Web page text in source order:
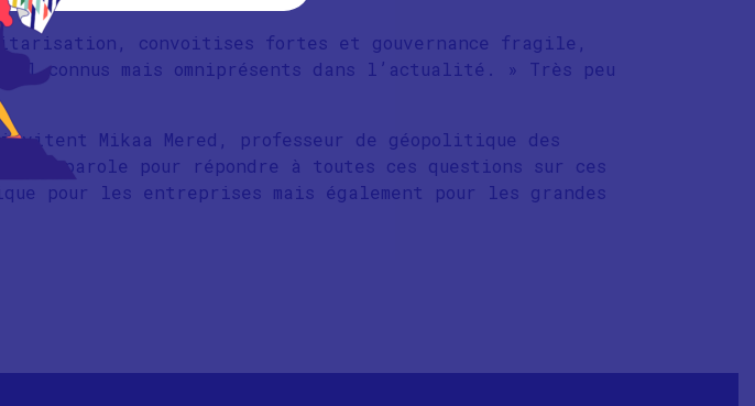
convoitises fortes et gouvernance fragile,
connus mais omniprésents dans l’actualité. » Très peu
invitent Mikaa Mered, professeur de géopolitique des
la parole pour répondre à toutes ces questions sur ces
pour les entreprises mais également pour les grandes